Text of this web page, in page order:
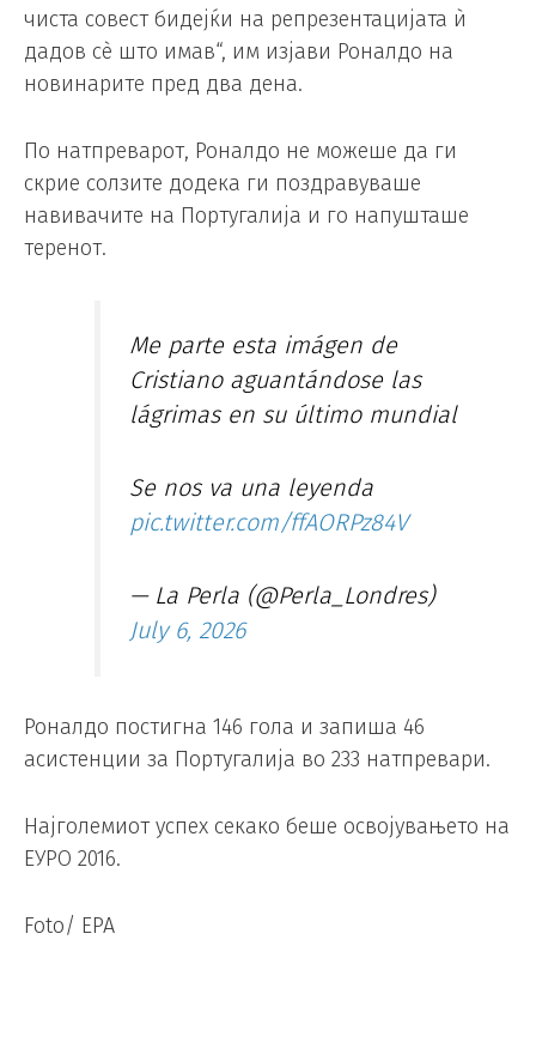
чиста совест бидејќи на репрезентацијата ѝ
дадов сè што имав“, им изјави Роналдо на
новинарите пред два дена.
По натпреварот, Роналдо не можеше да ги
скрие солзите додека ги поздравуваше
навивачите на Португалија и го напушташе
теренот.
Me parte esta imágen de
Cristiano aguantándose las
lágrimas en su último mundial
Se nos va una leyenda
pic.twitter.com/ffAORPz84V
— La Perla (@Perla_Londres)
July 6, 2026
Роналдо постигна 146 гола и запиша 46
асистенции за Португалија во 233 натпревари.
Најголемиот успех секако беше освојувањето на
ЕУРО 2016.
Foto/ EPA